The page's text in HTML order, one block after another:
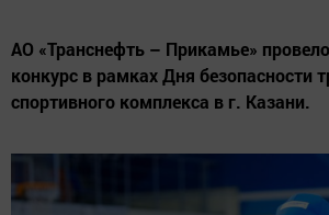
АО «Транснефть – Прикамье»
конкурс в рамках Дня безопасности
спортивного комплекса в г. Казани.